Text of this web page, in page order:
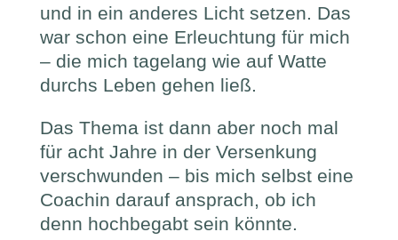
und in ein anderes Licht setzen. Das
war schon eine Erleuchtung für mich
– die mich tagelang wie auf Watte
durchs Leben gehen ließ.
Das Thema ist dann aber noch mal
für acht Jahre in der Versenkung
verschwunden – bis mich selbst eine
Coachin darauf ansprach, ob ich
denn hochbegabt sein könnte.